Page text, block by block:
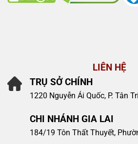
LIÊN HỆ
TRỤ SỞ CHÍNH
1220 Nguyễn Ái Quốc, P. Tân
CHI NHÁNH GIA LAI
184/19 Tôn Thất Thuyết,